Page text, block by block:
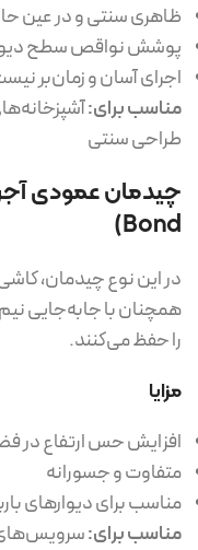
ظاهری سنتی و در عین
پوشش نواقص سطح
اجرای آسان و زمان‌بر
مناسب برای:
طراحی سنتی
Bond)
در این نوع چیدمان،
همچنان با جابه‌جایی
را حفظ می‌کنند.
مزایا
افزایش حس ارتفاع در
متفاوت و جسورانه
مناسب برای دیوارهای
مناسب برای:سرویس‌های